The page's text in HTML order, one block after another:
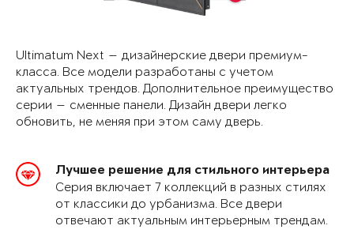
Ultimatum Next — дизайнерские двери премиум-
класса. Все модели разработаны с учетом
актуальных трендов. Дополнительное преимущество
серии — сменные панели. Дизайн двери легко
обновить, не меняя при этом саму дверь.
Лучшее решение для стильного интерьера
Серия включает 7 коллекций в разных стилях
от классики до урбанизма. Все двери
отвечают актуальным интерьерным трендам.